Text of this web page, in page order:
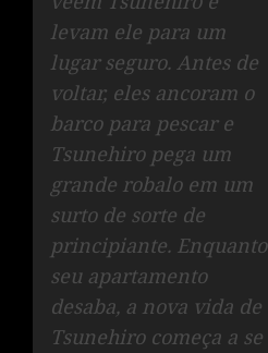
levam ele para um
lugar seguro. Antes de
voltar, eles ancoram o
barco para pescar e
Tsunehiro pega um
grande robalo em um
surto de sorte de
principiante. Enquanto
seu apartamento
desaba, a nova vida de
Tsunehiro começa a se